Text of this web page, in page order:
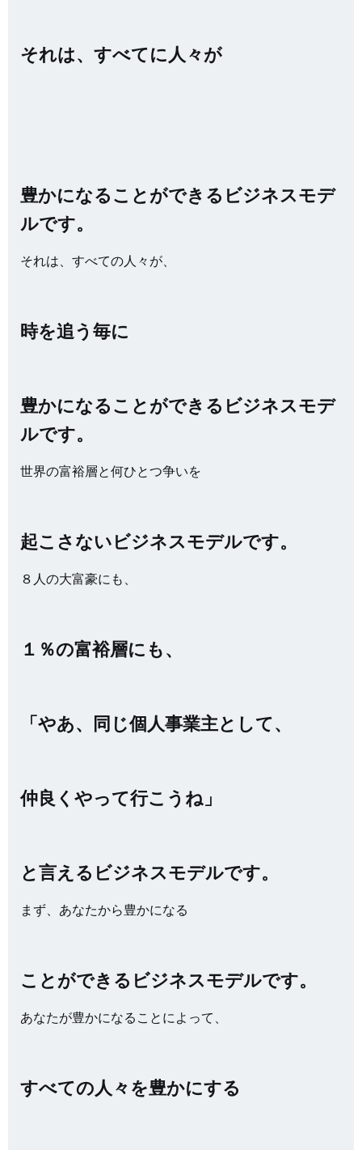
それは、すべてに人々が
豊かになることができるビジネスモデ
ルです。
それは、すべての人々が、
時を追う毎に
豊かになることができるビジネスモデ
ルです。
世界の富裕層と何ひとつ争いを
起こさないビジネスモデルです。
８人の大富豪にも、
１％の富裕層にも、
「やあ、同じ個人事業主として、
仲良くやって行こうね」
と言えるビジネスモデルです。
まず、あなたから豊かになる
ことができるビジネスモデルです。
あなたが豊かになることによって、
すべての人々を豊かにする